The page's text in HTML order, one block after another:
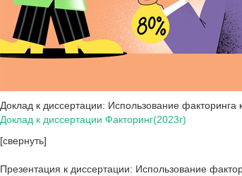
Доклад к диссертации: Использование
Доклад к диссертации Факторинг(2023г)
[свернуть]
Презентация к диссертации: Использование